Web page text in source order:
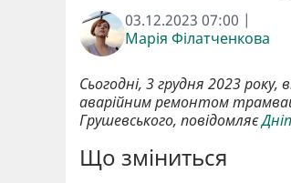
03.12.2023 07:00 |
Марія Філатченкова
Сьогодні, 3 грудня 2023
аварійним ремонтом
Грушевського, повідомляє
Що зміниться